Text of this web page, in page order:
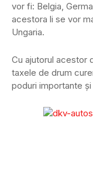
vor fi: Belgia,
acestora li se vor
Ungaria.
Cu ajutorul acestor
taxele de drum
poduri importante și